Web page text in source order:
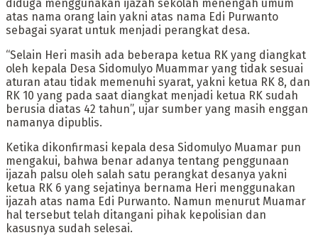
diduga menggunakan ijazah sekolah menengah umum
atas nama orang lain yakni atas nama Edi Purwanto
sebagai syarat untuk menjadi perangkat desa.
“Selain Heri masih ada beberapa ketua RK yang diangkat
oleh kepala Desa Sidomulyo Muammar yang tidak sesuai
aturan atau tidak memenuhi syarat, yakni ketua RK 8, dan
RK 10 yang pada saat diangkat menjadi ketua RK sudah
berusia diatas 42 tahun”, ujar sumber yang masih enggan
namanya dipublis.
Ketika dikonfirmasi kepala desa Sidomulyo Muamar pun
mengakui, bahwa benar adanya tentang penggunaan
ijazah palsu oleh salah satu perangkat desanya yakni
ketua RK 6 yang sejatinya bernama Heri menggunakan
ijazah atas nama Edi Purwanto. Namun menurut Muamar
hal tersebut telah ditangani pihak kepolisian dan
kasusnya sudah selesai.